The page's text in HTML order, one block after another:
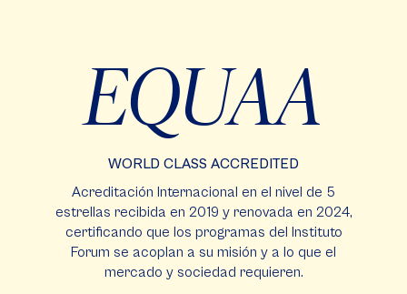
EQUAA
WORLD CLASS ACCREDITED
Acreditación Internacional en el nivel de 5
estrellas recibida en 2019 y renovada en 2024,
certificando que los programas del Instituto
Forum se acoplan a su misión y a lo que el
mercado y sociedad requieren.